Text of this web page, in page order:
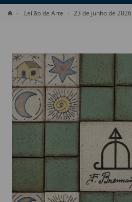
Leilão de Arte 23 de junho de 2026